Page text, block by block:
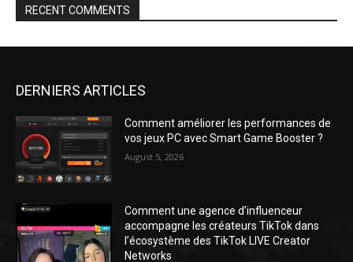
RECENT COMMENTS
DERNIERS ARTICLES
Comment améliorer les performances de
vos jeux PC avec Smart Game Booster ?
August 5, 2026
Comment une agence d’influenceur
accompagne les créateurs TikTok dans
l’écosystème des TikTok LIVE Creator
Networks